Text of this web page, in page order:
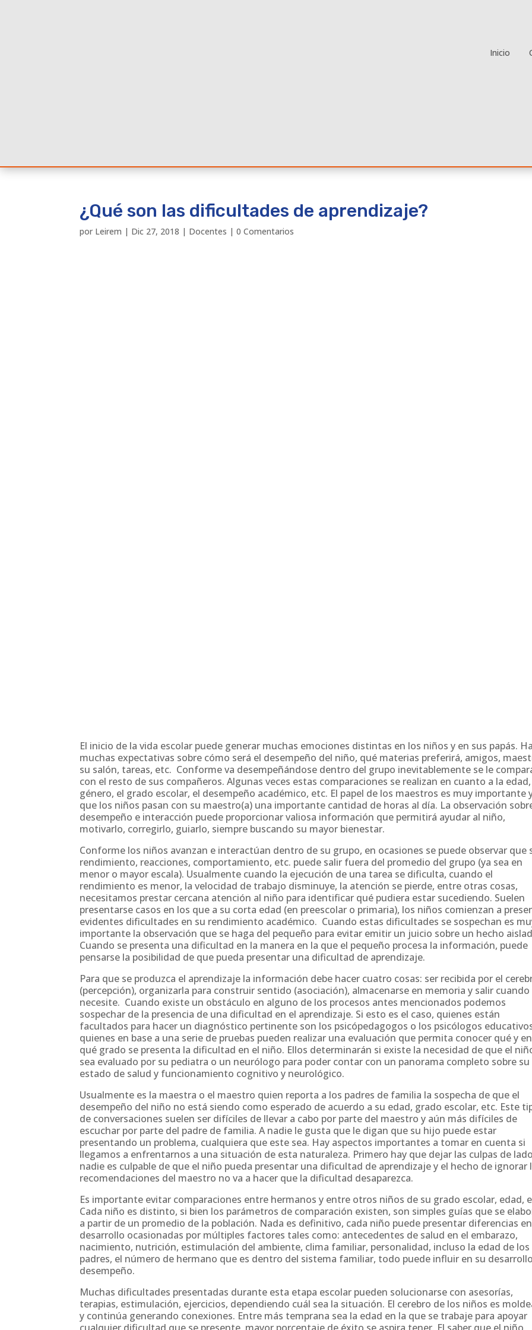
Inicio
¿Qué son las dificultades de aprendizaje?
por Leirem | Dic 27, 2018 | Docentes |0 Comentarios
El inicio de la vida escolar puede generar muchas emociones distintas en los niños y en sus papás.
muchas expectativas sobre cómo será el desempeño del niño, qué materias preferirá, amigos,
su salón, tareas, etc. Conforme va desempeñándose dentro del grupo inevitablemente se le
con el resto de sus compañeros. Algunas veces estas comparaciones se realizan en cuanto a la
género, el grado escolar, el desempeño académico, etc. El papel de los maestros es muy importante
que los niños pasan con su maestro(a) una importante cantidad de horas al día. La observación
desempeño e interacción puede proporcionar valiosa información que permitirá ayudar al niño,
motivarlo, corregirlo, guiarlo, siempre buscando su mayor bienestar.
Conforme los niños avanzan e interactúan dentro de su grupo, en ocasiones se puede observar que
rendimiento, reacciones, comportamiento, etc. puede salir fuera del promedio del grupo (ya sea en
menor o mayor escala). Usualmente cuando la ejecución de una tarea se dificulta, cuando el
rendimiento es menor, la velocidad de trabajo disminuye, la atención se pierde, entre otras cosas,
necesitamos prestar cercana atención al niño para identificar qué pudiera estar sucediendo. Suelen
presentarse casos en los que a su corta edad (en preescolar o primaria), los niños comienzan a
evidentes dificultades en su rendimiento académico. Cuando estas dificultades se sospechan es
importante la observación que se haga del pequeño para evitar emitir un juicio sobre un hecho
Cuando se presenta una dificultad en la manera en la que el pequeño procesa la información, puede
pensarse la posibilidad de que pueda presentar una dificultad de aprendizaje.
Para que se produzca el aprendizaje la información debe hacer cuatro cosas: ser recibida por el
(percepción), organizarla para construir sentido (asociación), almacenarse en memoria y salir cuando
necesite. Cuando existe un obstáculo en alguno de los procesos antes mencionados podemos
sospechar de la presencia de una dificultad en el aprendizaje. Si esto es el caso, quienes están
facultados para hacer un diagnóstico pertinente son los psicópedagogos o los psicólogos
quienes en base a una serie de pruebas pueden realizar una evaluación que permita conocer qué y en
qué grado se presenta la dificultad en el niño. Ellos determinarán si existe la necesidad de que el
sea evaluado por su pediatra o un neurólogo para poder contar con un panorama completo sobre su
estado de salud y funcionamiento cognitivo y neurológico.
Usualmente es la maestra o el maestro quien reporta a los padres de familia la sospecha de que el
desempeño del niño no está siendo como esperado de acuerdo a su edad, grado escolar, etc. Este
de conversaciones suelen ser difíciles de llevar a cabo por parte del maestro y aún más difíciles de
escuchar por parte del padre de familia. A nadie le gusta que le digan que su hijo puede estar
presentando un problema, cualquiera que este sea. Hay aspectos importantes a tomar en cuenta si
llegamos a enfrentarnos a una situación de esta naturaleza. Primero hay que dejar las culpas de
nadie es culpable de que el niño pueda presentar una dificultad de aprendizaje y el hecho de ignorar
recomendaciones del maestro no va a hacer que la dificultad desaparezca.
Es importante evitar comparaciones entre hermanos y entre otros niños de su grado escolar, edad,
Cada niño es distinto, si bien los parámetros de comparación existen, son simples guías que se
a partir de un promedio de la población. Nada es definitivo, cada niño puede presentar diferencias
desarrollo ocasionadas por múltiples factores tales como: antecedentes de salud en el embarazo,
nacimiento, nutrición, estimulación del ambiente, clima familiar, personalidad, incluso la edad de los
padres, el número de hermano que es dentro del sistema familiar, todo puede influir en su
desempeño.
Muchas dificultades presentadas durante esta etapa escolar pueden solucionarse con asesorías,
terapias, estimulación, ejercicios, dependiendo cuál sea la situación. El cerebro de los niños es
y continúa generando conexiones. Entre más temprana sea la edad en la que se trabaje para apoyar